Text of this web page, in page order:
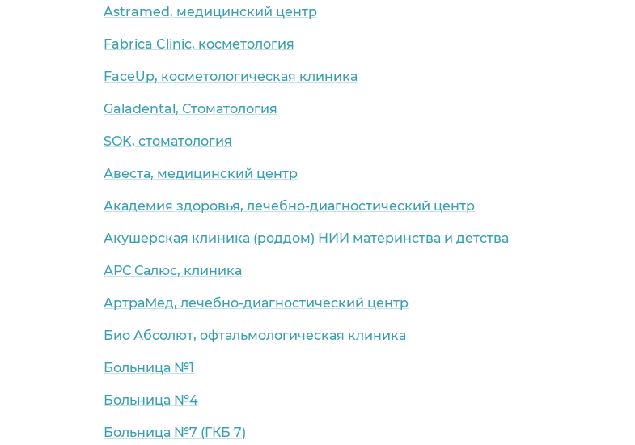
Astramed, медицинский центр
Fabrica Clinic, косметология
FaceUp, косметологическая клиника
Galadental, Стоматология
SOK, стоматология
Авеста, медицинский центр
Академия здоровья, лечебно-диагностический центр
Акушерская клиника (роддом) НИИ материнства и детства
АРС Салюс, клиника
АртраМед, лечебно-диагностический центр
Био Абсолют, офтальмологическая клиника
Больница №1
Больница №4
Больница №7 (ГКБ 7)